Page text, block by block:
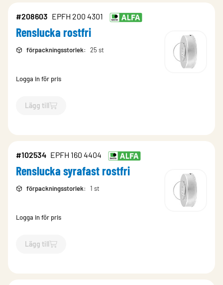
#208603 EPFH 200 4301
Renslucka rostfri
förpackningsstorlek: 25 st
Logga in för pris
Lägg till
`$Lägg till
#102534 EPFH 160 4404
Renslucka syrafast rostfri
förpackningsstorlek: 1 st
Logga in för pris
Lägg till
`$Lägg till